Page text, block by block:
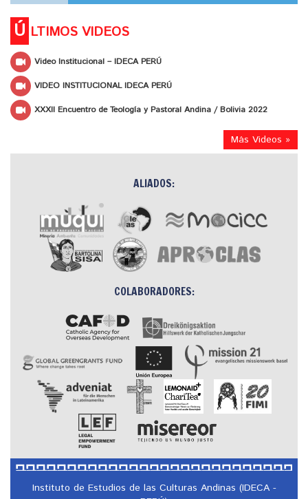
Ú LTIMOS VIDEOS
Video Institucional – IDECA PERÚ
VIDEO INSTITUCIONAL IDECA PERÚ
XXXII Encuentro de Teología y Pastoral Andina / Bolivia 2022
Más Videos »
ALIADOS:
COLABORADORES:
Instituto de Estudios de las Culturas Andinas (IDECA -